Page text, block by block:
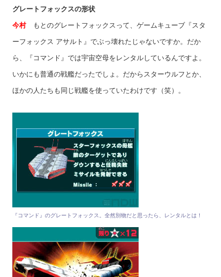
グレートフォックスの形状
今村もとのグレートフォックスって、ゲームキューブ『スタ
ーフォックス アサルト』でぶっ壊れたじゃないですか。だか
ら、『コマンド』では宇宙空母をレンタルしているんですよ。
いかにも普通の戦艦だったでしょ。だからスターウルフとか、
ほかの人たちも同じ戦艦を使っていたわけです（笑）。
『コマンド』のグレートフォックス。全然別物だと思ったら、レンタルとは！